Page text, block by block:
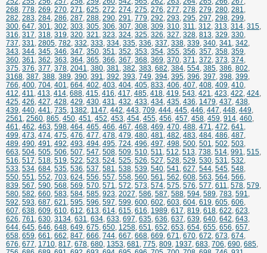
268, 778, 269, 270, 271, 625, 272, 274, 275, 276, 277, 278, 279, 280, 281,
282, 283, 284, 286, 287, 288, 290, 291, 779, 292, 293, 295, 297, 298, 299,
300, 647, 301, 302, 303, 305, 306, 307, 308, 309, 310, 311, 312, 313, 314, 315,
316, 317, 318, 319, 320, 321, 323, 324, 325, 326, 327, 328, 813, 329, 330,
737, 331, 2805, 782, 332, 333, 334, 335, 336, 337, 338, 339, 340, 341, 342,
343, 344, 345, 346, 347, 350, 351, 352, 353, 354, 355, 356, 357, 358, 359,
360, 361, 362, 363, 364, 365, 366, 367, 368, 369, 370, 371, 372, 373, 374,
375, 376, 377, 378, 2041, 380, 381, 382, 383, 682, 384, 554, 385, 386, 802,
3168, 387, 388, 389, 390, 391, 392, 393, 749, 394, 395, 396, 397, 398, 399,
766, 400, 704, 401, 664, 402, 403, 404, 405, 833, 406, 407, 408, 409, 410,
412, 411, 413, 414, 688, 415, 416, 417, 485, 418, 419, 543, 421, 423, 422, 424,
425, 426, 427, 428, 429, 430, 431, 432, 433, 434, 435, 436, 1479, 437, 438,
439, 440, 441, 735, 1382, 1147, 442, 443, 709, 444, 445, 446, 447, 448, 449,
2561, 2560, 865, 450, 451, 452, 453, 454, 455, 456, 457, 458, 459, 914, 460,
461, 462, 463, 598, 464, 465, 466, 467, 468, 469, 470, 488, 471, 472, 641,
499, 473, 474, 475, 476, 477, 478, 479, 480, 481, 482, 483, 484, 486, 487,
489, 490, 491, 492, 493, 494, 495, 724, 496, 497, 498, 500, 501, 502, 503,
663, 504, 505, 506, 507, 547, 508, 509, 510, 511, 512, 513, 738, 514, 991, 515,
516, 517, 518, 519, 522, 523, 524, 525, 526, 527, 528, 529, 530, 531, 532,
533, 534, 684, 535, 536, 537, 581, 538, 539, 540, 541, 627, 544, 545, 548,
550, 551, 552, 703, 624, 556, 557, 558, 560, 561, 562, 608, 563, 564, 566,
839, 567, 590, 568, 569, 570, 571, 572, 573, 574, 575, 576, 577, 611, 578, 579,
580, 582, 660, 583, 584, 585, 923, 2027, 586, 587, 588, 594, 589, 783, 591,
592, 593, 687, 621, 595, 596, 597, 599, 600, 602, 603, 604, 619, 605, 606,
607, 638, 609, 610, 612, 613, 614, 615, 616, 1989, 617, 819, 618, 622, 623,
626, 761, 630, 3134, 631, 634, 633, 697, 635, 636, 637, 639, 640, 642, 643,
644, 645, 646, 648, 649, 675, 650, 1258, 651, 652, 653, 654, 655, 656, 657,
658, 659, 661, 662, 847, 666, 744, 667, 668, 669, 671, 670, 672, 673, 674,
676, 677, 1710, 817, 678, 680, 1353, 681, 775, 809, 1937, 683, 706, 690, 685,